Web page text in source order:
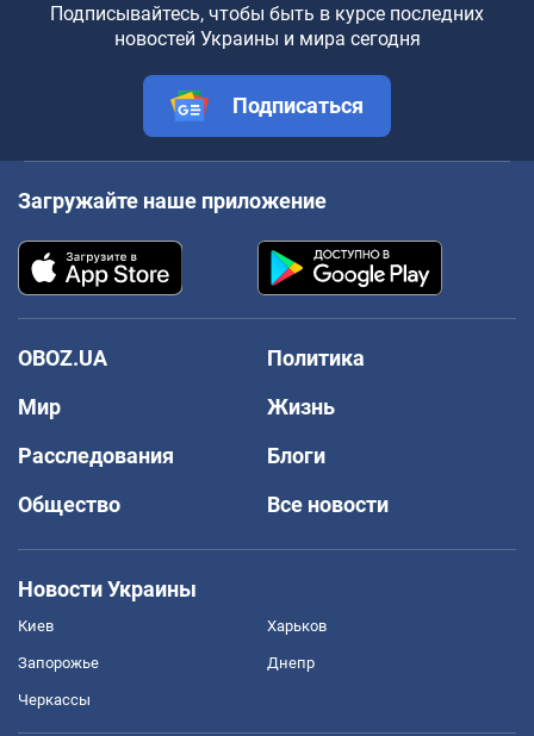
Подписывайтесь, чтобы быть в курсе последних
новостей Украины и мира сегодня
Подписаться
Загружайте наше приложение
OBOZ.UA
Политика
Мир
Жизнь
Расследования
Блоги
Общество
Все новости
Новости Украины
Киев Харьков
Запорожье Днепр
Черкассы